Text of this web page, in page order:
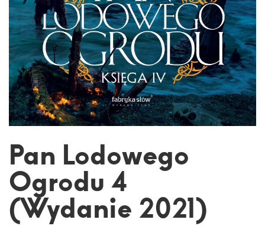
Pan Lodowego
Ogrodu 4
(Wydanie 2021)